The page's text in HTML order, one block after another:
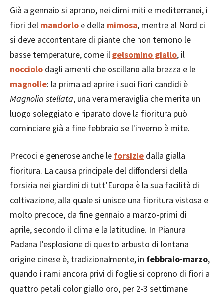
Già a gennaio si aprono, nei climi miti e mediterranei, i
fiori del mandorlo e della mimosa, mentre al Nord ci
si deve accontentare di piante che non temono le
basse temperature, come il gelsomino giallo, il
nocciolo dagli amenti che oscillano alla brezza e le
magnolie: la prima ad aprire i suoi fiori candidi è
Magnolia stellata, una vera meraviglia che merita un
luogo soleggiato e riparato dove la fioritura può
cominciare già a fine febbraio se l'inverno è mite.
Precoci e generose anche le forsizie dalla gialla
fioritura. La causa principale del diffondersi della
forsizia nei giardini di tutt’Europa è la sua facilità di
coltivazione, alla quale si unisce una fioritura vistosa e
molto precoce, da fine gennaio a marzo-primi di
aprile, secondo il clima e la latitudine. In Pianura
Padana l’esplosione di questo arbusto di lontana
origine cinese è, tradizionalmente, in febbraio-marzo,
quando i rami ancora privi di foglie si coprono di fiori a
quattro petali color giallo oro, per 2-3 settimane